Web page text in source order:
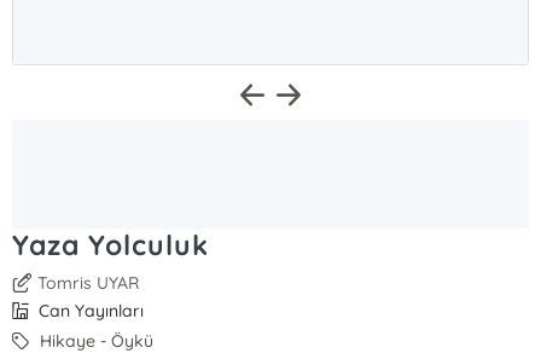
Yaza Yolculuk
Tomris UYAR
Can Yayınları
Hikaye - Öykü